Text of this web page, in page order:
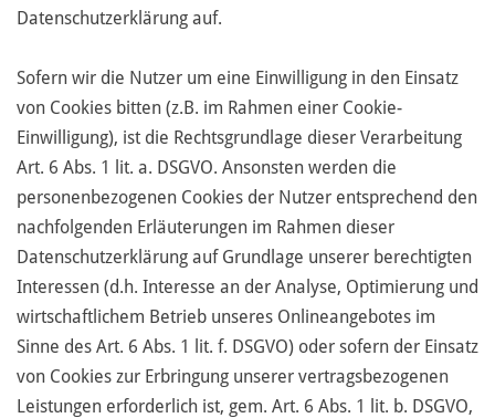
Datenschutzerklärung auf.
Sofern wir die Nutzer um eine Einwilligung in den Einsatz
von Cookies bitten (z.B. im Rahmen einer Cookie-
Einwilligung), ist die Rechtsgrundlage dieser Verarbeitung
Art. 6 Abs. 1 lit. a. DSGVO. Ansonsten werden die
personenbezogenen Cookies der Nutzer entsprechend den
nachfolgenden Erläuterungen im Rahmen dieser
Datenschutzerklärung auf Grundlage unserer berechtigten
Interessen (d.h. Interesse an der Analyse, Optimierung und
wirtschaftlichem Betrieb unseres Onlineangebotes im
Sinne des Art. 6 Abs. 1 lit. f. DSGVO) oder sofern der Einsatz
von Cookies zur Erbringung unserer vertragsbezogenen
Leistungen erforderlich ist, gem. Art. 6 Abs. 1 lit. b. DSGVO,